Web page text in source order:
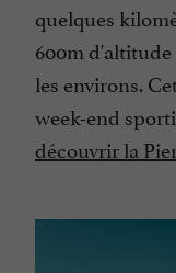
quelques
600m
les environs.
week-end
découvrir la